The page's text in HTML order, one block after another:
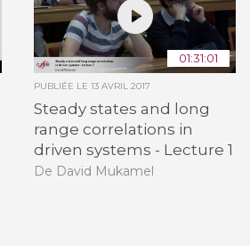
01:31:01
PUBLIÉE LE13 AVRIL 2017
Steady states and long
range correlations in
driven systems - Lecture 1
De David Mukamel